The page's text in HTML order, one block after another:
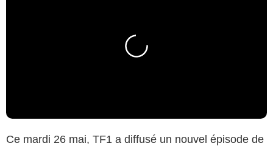
Ce mardi 26 mai, TF1 a diffusé un nouvel épisode de